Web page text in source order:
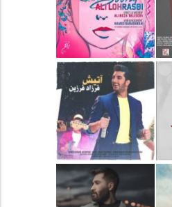
دانلود آهنگ جدید علی
لهراسبی بنام صورت
دانلود آهنگ جدید فرزاد
فرزین بنام آتیش